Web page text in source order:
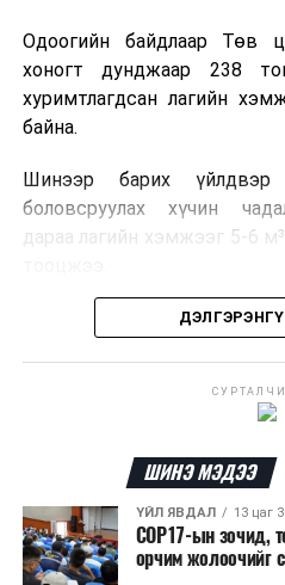
Одоогийн байдлаар Төв
хоногт дунджаар 238
хуримтлагдсан лагийн
байна.
Шинээр барих
боловсруулах хүчин
дараа лагийн хэмжээг 5-6
Төслийн техник, эдийн
магадлалын ерөнхий
Мөн Нийслэлийн
2025 оны 25/01 дүгээр
хувийн хэвшлийн
төслийн жагсаалт”-д лаг
ШИНЭ МЭДЭЭ
ҮЙЛ ЯВДАЛ 13 цаг
COP17-ын зочид,
орчим жолоочийг